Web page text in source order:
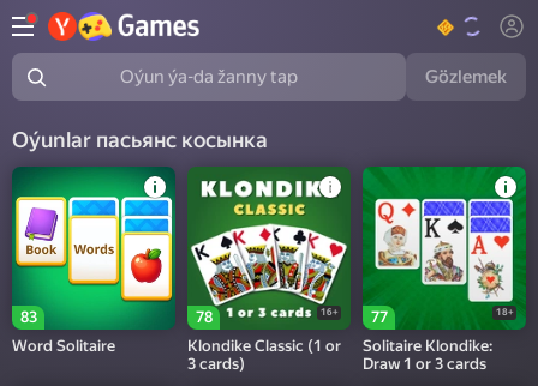
Oýun ýa-da žanny tap Gözlemek
Oýunlar пасьянс косынка
83
Word Solitaire
78 16+
Klondike Classic (1 or
3 cards)
77 18+
Solitaire Klondike:
Draw 1 or 3 cards